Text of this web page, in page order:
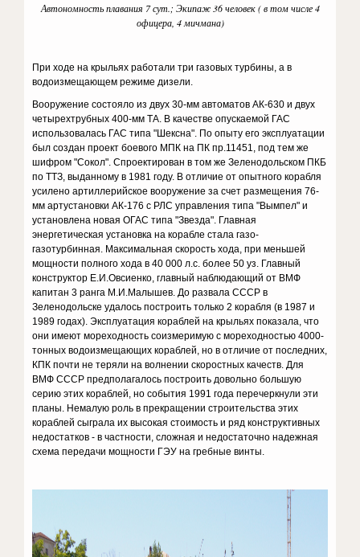
Автономность плавания 7 сут.; Экипаж 36 человек ( в том числе 4
офицера, 4 мичмана)
При ходе на крыльях работали три газовых турбины, а в
водоизмещающем режиме дизели.
Вооружение состояло из двух 30-мм автоматов АК-630 и двух
четырехтрубных 400-мм ТА. В качестве опускаемой ГАС
использовалась ГАС типа "Шексна". По опыту его эксплуатации
был создан проект боевого МПК на ПК пр.11451, под тем же
шифром "Сокол". Спроектирован в том же Зеленодольском ПКБ
по ТТЗ, выданному в 1981 году. В отличие от опытного корабля
усилено артиллерийское вооружение за счет размещения 76-
мм артустановки АК-176 с РЛС управления типа "Вымпел" и
установлена новая ОГАС типа "Звезда". Главная
энергетическая установка на корабле стала газо-
газотурбинная. Максимальная скорость хода, при меньшей
мощности полного хода в 40 000 л.с. более 50 уз. Главный
конструктор Е.И.Овсиенко, главный наблюдающий от ВМФ
капитан 3 ранга М.И.Малышев. До развала СССР в
Зеленодольске удалось построить только 2 корабля (в 1987 и
1989 годах). Эксплуатация кораблей на крыльях показала, что
они имеют мореходность соизмеримую с мореходностью 4000-
тонных водоизмещающих кораблей, но в отличие от последних,
КПК почти не теряли на волнении скоростных качеств. Для
ВМФ СССР предполагалось построить довольно большую
серию этих кораблей, но события 1991 года перечеркнули эти
планы. Немалую роль в прекращении строительства этих
кораблей сыграла их высокая стоимость и ряд конструктивных
недостатков - в частности, сложная и недостаточно надежная
схема передачи мощности ГЭУ на гребные винты.